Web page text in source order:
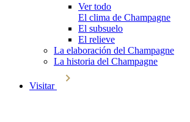
Ver todo
El clima de Champagne
El subsuelo
El relieve
La elaboración del Champagne
La historia del Champagne
Visitar